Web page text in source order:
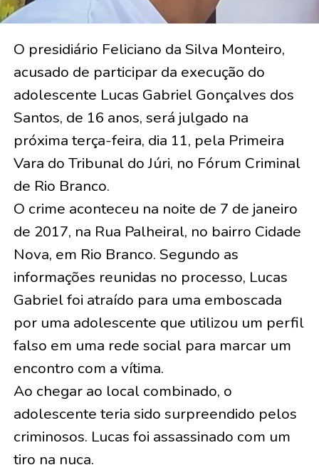
O presidiário Feliciano da Silva Monteiro,
acusado de participar da execução do
adolescente Lucas Gabriel Gonçalves dos
Santos, de 16 anos, será julgado na
próxima terça-feira, dia 11, pela Primeira
Vara do Tribunal do Júri, no Fórum Criminal
de Rio Branco.
O crime aconteceu na noite de 7 de janeiro
de 2017, na Rua Palheiral, no bairro Cidade
Nova, em Rio Branco. Segundo as
informações reunidas no processo, Lucas
Gabriel foi atraído para uma emboscada
por uma adolescente que utilizou um perfil
falso em uma rede social para marcar um
encontro com a vítima.
Ao chegar ao local combinado, o
adolescente teria sido surpreendido pelos
criminosos. Lucas foi assassinado com um
tiro na nuca.